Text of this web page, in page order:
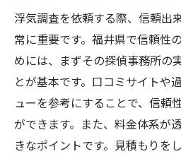
浮気調査を依頼する際、信頼出
常に重要です。福井県で信頼性
めには、まずその探偵事務所の
とが基本です。口コミサイトや
ューを参考にすることで、信頼
ができます。また、料金体系が
きなポイントです。見積もりを